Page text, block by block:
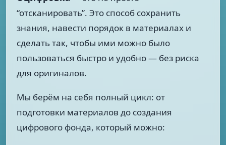
“отсканировать”. Это способ сохранить
знания, навести порядок в материалах и
сделать так, чтобы ими можно было
пользоваться быстро и удобно — без риска
для оригиналов.
Мы берём на себя полный цикл: от
подготовки материалов до создания
цифрового фонда, который можно: